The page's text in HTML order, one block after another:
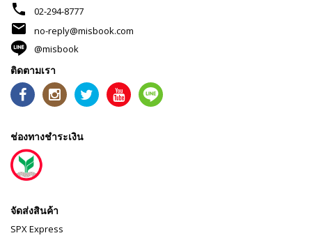
phone 02-294-8777
mail
no-reply@misbook.com
@misbook
ติดตามเรา
ช่องทางชำระเงิน
จัดส่งสินค้า
SPX Express